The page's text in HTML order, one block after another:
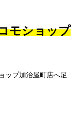
モショップ
ップ加治屋町店へ足